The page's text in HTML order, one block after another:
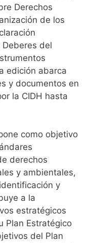
Derechos
de los
del
edición abarca
y documentos en
la CIDH hasta
como objetivo
derechos
y ambientales,
y
a la
estratégicos
Plan Estratégico
del Plan